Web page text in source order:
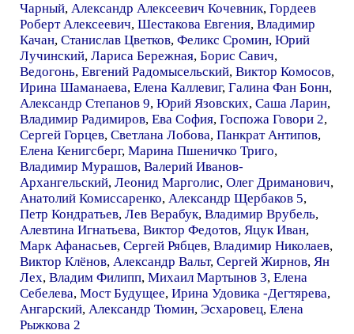
Чарный, Александр Алексеевич Кочевник, Гордеев
Роберт Алексеевич, Шестакова Евгения, Владимир
Качан, Станислав Цветков, Феликс Сромин, Юрий
Лучинский, Лариса Бережная, Борис Савич,
Ведогонь, Евгений Радомысельский, Виктор Комосов,
Ирина Шаманаева, Елена Каллевиг, Галина Фан Бонн,
Александр Степанов 9, Юрий Язовских, Саша Ларин,
Владимир Радимиров, Ева София, Госпожа Говори 2,
Сергей Горцев, Светлана Лобова, Панкрат Антипов,
Елена Кенигсберг, Марина Пшеничко Триго,
Владимир Мурашов, Валерий Иванов-
Архангельский, Леонид Марголис, Олег Дриманович,
Анатолий Комиссаренко, Александр Щербаков 5,
Петр Кондратьев, Лев Верабук, Владимир Врубель,
Алевтина Игнатьева, Виктор Федотов, Яцук Иван,
Марк Афанасьев, Сергей Рябцев, Владимир Николаев,
Виктор Клёнов, Александр Вальт, Сергей Жирнов, Ян
Лех, Владим Филипп, Михаил Мартынов 3, Елена
Себелева, Мост Будущее, Ирина Удовика -Дегтярева,
Ангарский, Александр Тюмин, Эсхаровец, Елена
Рыжкова 2